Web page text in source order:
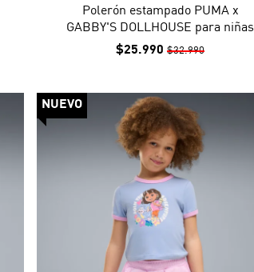
Polerón estampado PUMA x
GABBY'S DOLLHOUSE para niñas
$25.990 $32.990
NUEVO